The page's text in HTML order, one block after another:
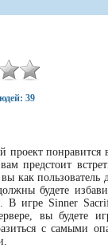
39
проект понравится
предстоит
как пользователь
будете
В игре Sinner
вы будете
с самыми